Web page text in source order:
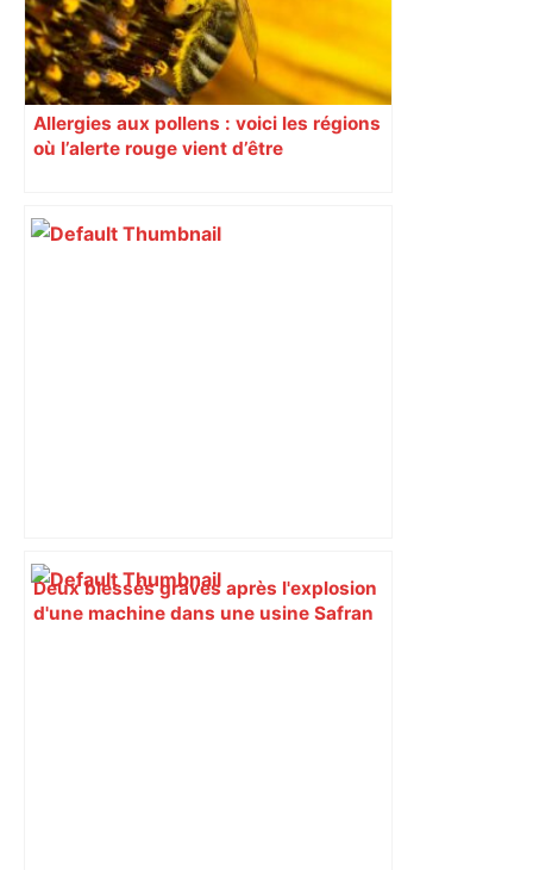
Allergies aux pollens : voici les régions
où l’alerte rouge vient d’être
Deux blessés graves après l'explosion
d'une machine dans une usine Safran